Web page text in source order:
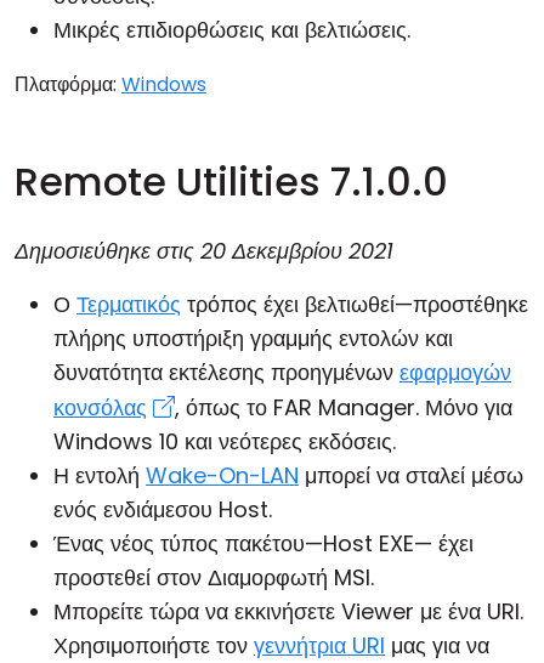
Μικρές επιδιορθώσεις και βελτιώσεις.
Πλατφόρμα: Windows
Remote Utilities 7.1.0.0
Δημοσιεύθηκε στις 20 Δεκεμβρίου 2021
Ο Τερματικός τρόπος έχει βελτιωθεί—προστέθηκε
πλήρης υποστήριξη γραμμής εντολών και
δυνατότητα εκτέλεσης προηγμένων εφαρμογών
κονσόλας
, όπως το FAR Manager. Μόνο για
Windows 10 και νεότερες εκδόσεις.
Η εντολή Wake-On-LAN μπορεί να σταλεί μέσω
ενός ενδιάμεσου Host.
Ένας νέος τύπος πακέτου—Host EXE— έχει
προστεθεί στον Διαμορφωτή MSI.
Μπορείτε τώρα να εκκινήσετε Viewer με ένα URI.
Χρησιμοποιήστε τον γεννήτρια URI μας για να